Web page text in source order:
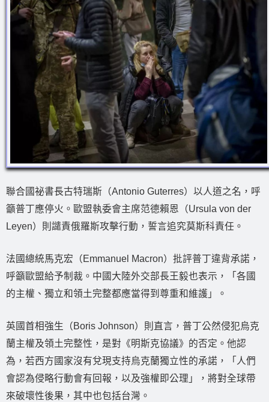
聯合國祕書長古特瑞斯（Antonio Guterres）以人道之名，呼
籲普丁應停火。歐盟執委會主席范德賴恩（Ursula von der
Leyen）則譴責俄羅斯攻擊行動，誓言追究莫斯科責任。
法國總統馬克宏（Emmanuel Macron）批評普丁違背承諾，
呼籲歐盟給予制裁。中國大陸外交部長王毅也表示，「各國
的主權、獨立和領土完整都應當得到尊重和維護」。
英國首相強生（Boris Johnson）則直言，普丁公然侵犯烏克
蘭主權及領土完整性，是對《明斯克協議》的否定。他認
為，若西方國家沒有兌現支持烏克蘭獨立性的承諾，「人們
會認為侵略行動會有回報，以及強權即公理」，將對全球帶
來破壞性後果，其中也包括台灣。